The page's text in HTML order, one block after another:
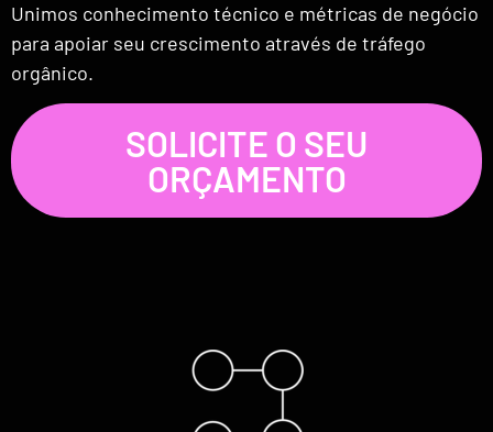
Unimos conhecimento técnico e métricas de negócio
para apoiar seu crescimento através de tráfego
orgânico.
SOLICITE O SEU
ORÇAMENTO